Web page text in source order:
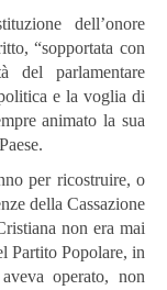
dell’onore
“sopportata con
del parlamentare
e la voglia di
animato la sua
per ricostruire, o
della Cassazione
non era mai
Partito Popolare, in
operato, non